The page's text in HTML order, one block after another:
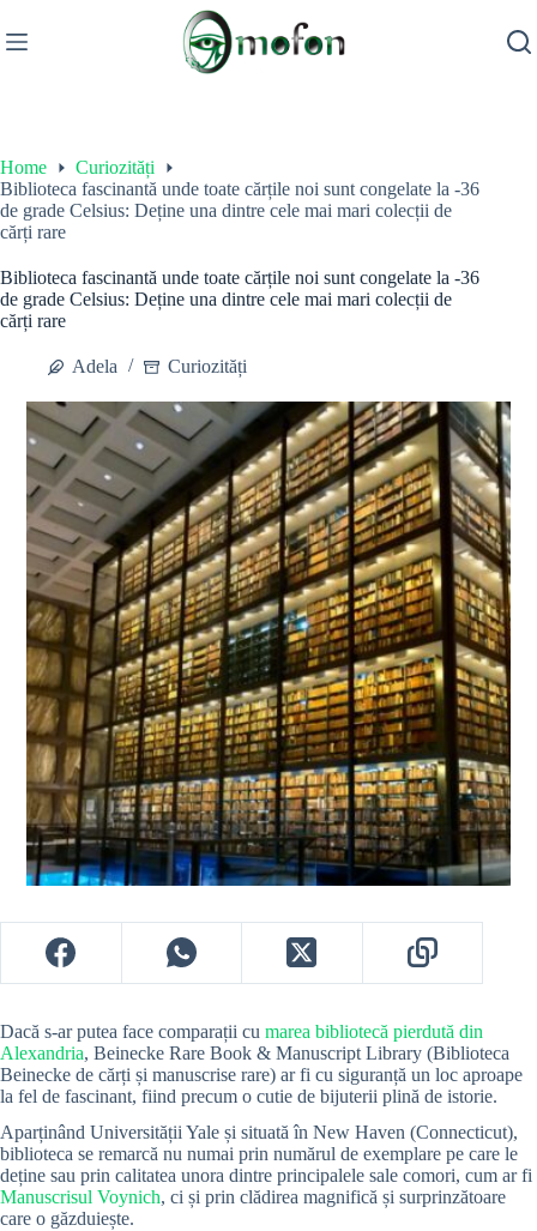
to
content
Home
Curiozități
Biblioteca fascinantă unde toate cărțile noi sunt congelate la -36
de grade Celsius: Deține una dintre cele mai mari colecții de
cărți rare
Biblioteca fascinantă unde toate cărțile noi sunt congelate la -36
de grade Celsius: Deține una dintre cele mai mari colecții de
cărți rare
Adela Curiozități
Dacă s-ar putea face comparații cu marea bibliotecă pierdută din
Alexandria, Beinecke Rare Book & Manuscript Library (Biblioteca
Beinecke de cărți și manuscrise rare) ar fi cu siguranță un loc aproape
la fel de fascinant, fiind precum o cutie de bijuterii plină de istorie.
Aparținând Universității Yale și situată în New Haven (Connecticut),
biblioteca se remarcă nu numai prin numărul de exemplare pe care le
deține sau prin calitatea unora dintre principalele sale comori, cum ar fi
Manuscrisul Voynich, ci și prin clădirea magnifică și surprinzătoare
care o găzduiește.